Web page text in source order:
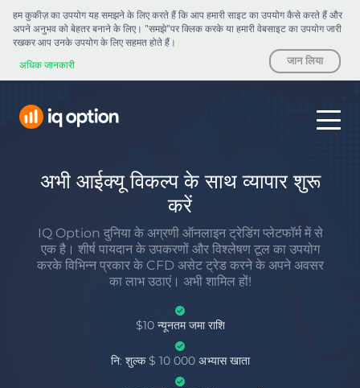
हम कुकीज़ का उपयोग यह समझने के लिए करते हैं कि आप हमारी साइट का उपयोग कैसे करते हैं और
अपने अनुभव को बेहतर बनाने के लिए। "समझे"पर क्लिक करके या हमारी वेबसाइट का उपयोग जारी
रखकर आप उनके उपयोग के लिए सहमत होते हैं।
अधिक जानकारी
जान लिया
अभी आईक्यू विकल्प के साथ व्यापार शुरू
करें
IQ Option दुनिया के अग्रणी ऑनलाइन ट्रेडिंग प्लेटफॉर्म में से
एक है। शीर्ष पायदान के उपकरणों और विश्लेषण टूल का उपयोग
करके विभिन्न प्रकार के CFD असेट ट्रेड करने के अपने अवसर
का लाभ उठाएं। अभी शामिल हों!
$10 न्यूनतम जमा राशि
नि: शुल्क $ 10 000 अभ्यास खाता